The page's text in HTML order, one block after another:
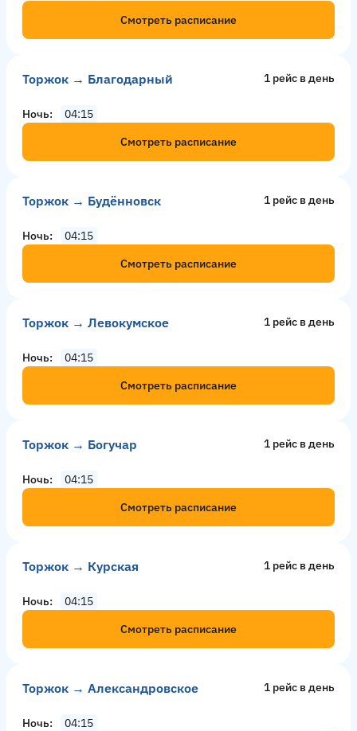
Смотреть расписание
Торжок → Благодарный 1 рейс в день
Ночь
04:15
Смотреть расписание
Торжок → Будённовск 1 рейс в день
Ночь
04:15
Смотреть расписание
Торжок → Левокумское 1 рейс в день
Ночь
04:15
Смотреть расписание
Торжок → Богучар 1 рейс в день
Ночь
04:15
Смотреть расписание
Торжок → Курская 1 рейс в день
Ночь
04:15
Смотреть расписание
Торжок → Александровское 1 рейс в день
Ночь
04:15